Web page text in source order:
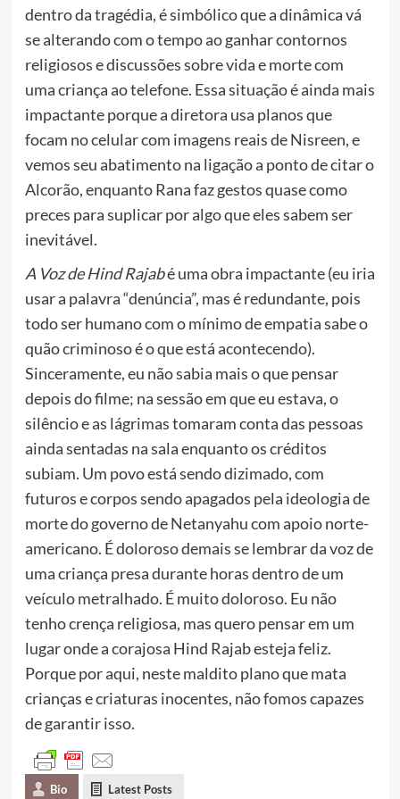
dentro da tragédia, é simbólico que a dinâmica vá
se alterando com o tempo ao ganhar contornos
religiosos e discussões sobre vida e morte com
uma criança ao telefone. Essa situação é ainda mais
impactante porque a diretora usa planos que
focam no celular com imagens reais de Nisreen, e
vemos seu abatimento na ligação a ponto de citar o
Alcorão, enquanto Rana faz gestos quase como
preces para suplicar por algo que eles sabem ser
inevitável.
A Voz de Hind Rajabé uma obra impactante (eu iria
usar a palavra “denúncia”, mas é redundante, pois
todo ser humano com o mínimo de empatia sabe o
quão criminoso é o que está acontecendo).
Sinceramente, eu não sabia mais o que pensar
depois do filme; na sessão em que eu estava, o
silêncio e as lágrimas tomaram conta das pessoas
ainda sentadas na sala enquanto os créditos
subiam. Um povo está sendo dizimado, com
futuros e corpos sendo apagados pela ideologia de
morte do governo de Netanyahu com apoio norte-
americano. É doloroso demais se lembrar da voz de
uma criança presa durante horas dentro de um
veículo metralhado. É muito doloroso. Eu não
tenho crença religiosa, mas quero pensar em um
lugar onde a corajosa Hind Rajab esteja feliz.
Porque por aqui, neste maldito plano que mata
crianças e criaturas inocentes, não fomos capazes
de garantir isso.
Bio Latest Posts